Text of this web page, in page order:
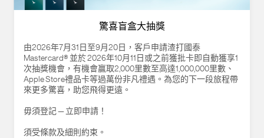
驚喜盲盒大抽獎
由2026年7月31日至9月20日，客戶申請渣打國泰
Mastercard® 並於 2026年10月11日或之前獲批卡即自動獲享1
次抽獎機會，有機會贏取2,000里數至高達1,000,000里數、
Apple Store禮品卡等過萬份非凡禮遇。為您的下一段旅程帶
來更多驚喜，助您飛得更遠。
毋須登記 — 立即申請！
須受條款及細則約束。